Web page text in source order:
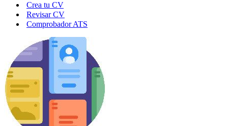
Crea tu CV
Revisar CV
Comprobador ATS